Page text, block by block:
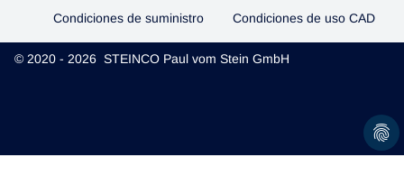
Condiciones de suministro Condiciones de uso CAD
© 2020 - 2026 STEINCO Paul vom Stein GmbH